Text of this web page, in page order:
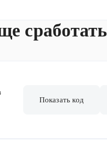
сработать
Показать код